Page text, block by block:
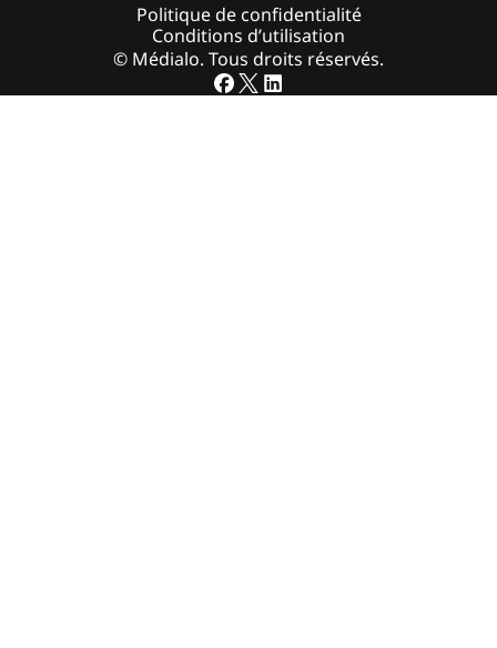
© Médialo. Tous droits réservés.
Politique de confidentialité
Conditions d’utilisation